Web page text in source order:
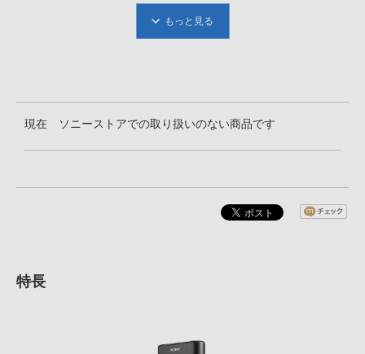
もっと見る
現在 ソニーストアでの取り扱いのない商品です
特長